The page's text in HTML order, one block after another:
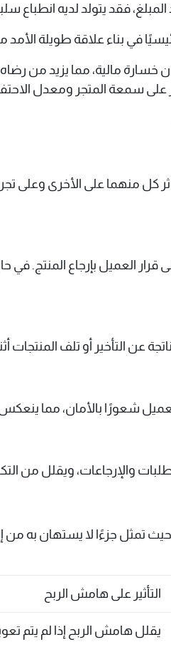
فقد يتولد لديه انطباع
في بناء علاقة طويلة الأمد
مالية، مما يزيد من
على سمعة المتجر ومعدل
على الأخرى وعلى
العميل بإرجاع المنتج. في
عن التأخير أو تلف المنتجات
شعورًا بالأمان، مما ينعكس
والإرجاعات، ويقلل من
تمثل جزءًا لا يستهان به من
التأثير على هامش الربح
يقلل هامش الربح إذا لم يتم